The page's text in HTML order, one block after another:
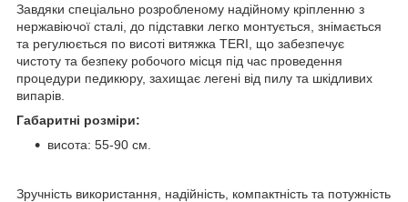
Завдяки спеціально розробленому надійному кріпленню з
нержавіючої сталі, до підставки легко монтується, знімається
та регулюється по висоті витяжка TERI, що забезпечує
чистоту та безпеку робочого місця під час проведення
процедури педикюру, захищає легені від пилу та шкідливих
випарів.
Габаритні розміри:
висота: 55-90 см.
Зручність використання, надійність, компактність та потужність